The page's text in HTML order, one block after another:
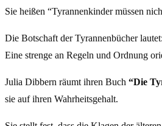
Sie heißen “Tyrannenkinder müssen
Die Botschaft der Tyrannenbücher
Eine strenge an Regeln und Ordnung
Julia Dibbern räumt ihren Buch “Die
sie auf ihren Wahrheitsgehalt.